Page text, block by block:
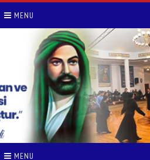
MENU
MENU